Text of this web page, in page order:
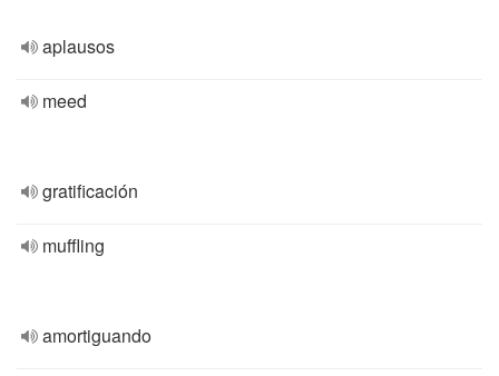
aplausos
meed
gratificación
muffling
amortiguando